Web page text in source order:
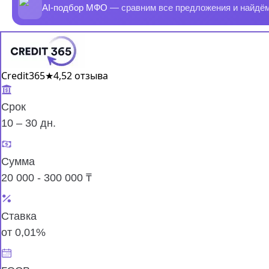
AI-подбор МФО — сравним все предложения и
Credit365★4,52 отзыва
Срок
10 – 30 дн.
Сумма
20 000 - 300 000 ₸
Ставка
от 0,01%